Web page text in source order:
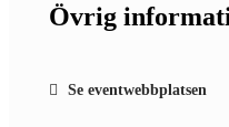
Övrig
Se eventwebbplatsen